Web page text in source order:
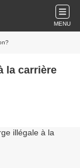
MENU
la carrière